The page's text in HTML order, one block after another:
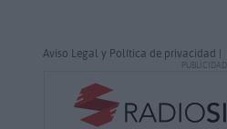
Aviso Legal y Política de privacidad |
PUBLICIDAD